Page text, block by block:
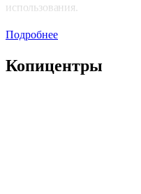
использования.
Простое и удобное
Заказать
Подробнее
Копицентры